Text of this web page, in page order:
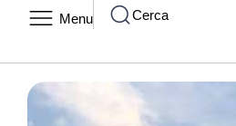
Menu Cerca